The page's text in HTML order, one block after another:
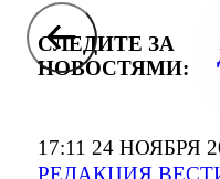
17:11 24 НОЯБРЯ
РЕДАКЦИЯ
СЛЕДИТЕ ЗА
НОВОСТЯМИ: